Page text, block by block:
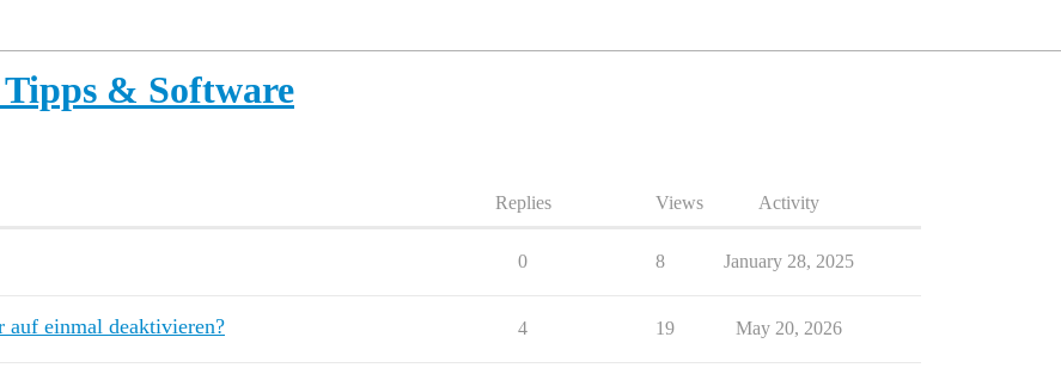
& Software
Replies Views Activity
0 8 January 28, 2025
einmal deaktivieren? 4 19 May 20, 2026